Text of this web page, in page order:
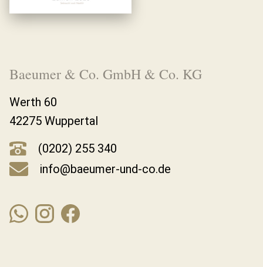
Baeumer & Co. GmbH & Co. KG
Werth 60
42275 Wuppertal
(0202) 255 340
info@baeumer-und-co.de